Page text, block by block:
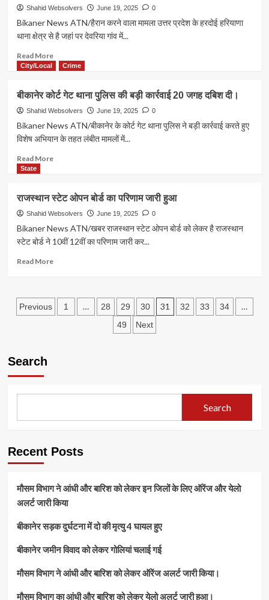
के
पति
का
अंतिम
Shahid Websolvers June 19, 2025 0
Bikaner News ATN/हैरान करने वाला मामला उत्तर प्रदेश के हरदोई हरियाणा
थाना क्षेत्र से है जहां पर देवरिया गांव में...
Read MoreRead
more
पत्नी
को
प्रेमी
के
साथ
हाथों
बाद
गुस्साए
पति
ने
काट
पत्नी
फिर,,
City/Local Crime
बीकानेर कोर्ट गेट थाना पुलिस की बड़ी कार्रवाई 20 जगह दबिश दी।
Shahid Websolvers June 19, 2025 0
Bikaner News ATN/बीकानेर के कोर्ट गेट थाना पुलिस ने बड़ी कार्रवाई करते हुए
विशेष अभियान के तहत लंबीत मामलों में...
Read MoreRead
बीकानेर
कोर्ट
गेट
थाना
पुलिस
बड़ी
दबिश
दी।
State
राजस्थान स्टेट ओपन बोर्ड का परिणाम जारी हुआ
Shahid Websolvers June 19, 2025 0
Bikaner News ATN/खबर राजस्थान स्टेट ओपन बोर्ड को लेकर है राजस्थान
स्टेट बोर्ड ने 10वीं 12वीं का परिणाम जारी कर...
Read MoreRead
स्टेट
ओपन
Posts
Previous 1 … 28 29 30 31 32 33 34 …
49 Next
Search
Search
Recent Posts
मौसम विभाग ने आंधी और बारिश को लेकर इन जिलों के लिए ऑरेंज और येलो
अलर्ट जारी किया
बीकानेर सड़क दुर्घटना में दो की मृत्यु 4 घायल हुए
बीकानेर जमीन विवाद को लेकर गोलियां चलाई गई
मौसम विभाग ने आंधी और बारिश को लेकर ऑरेंज अलर्ट जारी किया।
मौसम विभाग का आंधी और बारिश को लेकर येलो अलर्ट जारी हुआ।